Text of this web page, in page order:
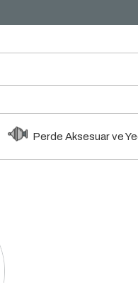
Perde Aksesuar ve